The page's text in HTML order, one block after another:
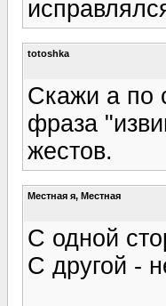
totoshka
Скажи а по
фраза
жестов.
Местная я, Местная
С одной
С другой -